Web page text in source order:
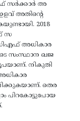
സര്‍ക്കാര്‍ അ
അതിന്റെ
2018
സ
അധികാര
സംസ്ഥാന ഖജ
നികുതി
തെര
പിറകോട്ടുപോയ